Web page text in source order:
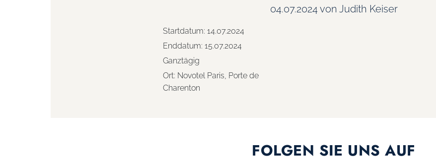
04.07.2024 von Judith Keiser
Startdatum: 14.07.2024
Enddatum: 15.07.2024
Ganztägig
Ort: Novotel Paris, Porte de
Charenton
FOLGEN SIE UNS AUF